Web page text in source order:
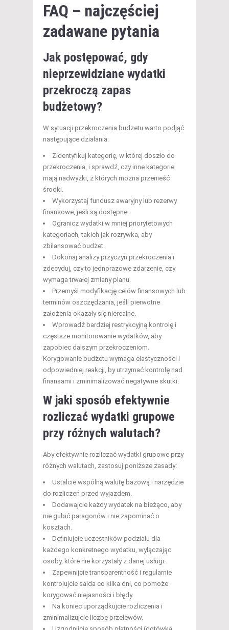
FAQ – najczęściej
zadawane pytania
Jak postępować, gdy
nieprzewidziane wydatki
przekroczą zapas
budżetowy?
W sytuacji przekroczenia budżetu warto podjąć
następujące działania:
Zidentyfikuj kategorię, w której doszło do
przekroczenia, i sprawdź, czy inne kategorie
mają nadwyżki, z których można przenieść
środki.
Wykorzystaj fundusz awaryjny lub rezerwy
finansowe, jeśli są dostępne.
Ogranicz wydatki w mniej priorytetowych
kategoriach, takich jak rozrywka, aby
zbilansować budżet.
Dokonaj analizy przyczyn przekroczenia i
zdecyduj, czy to jednorazowe zdarzenie, czy
wymaga trwałej zmiany planu.
Przemyśl modyfikację celów finansowych lub
terminów oszczędzania, jeśli pierwotne
założenia okazały się nierealne.
Wprowadź bardziej restrykcyjną kontrolę i
częstsze monitorowanie wydatków, aby
zapobiec dalszym przekroczeniom.
Korygowanie budżetu wymaga elastyczności i
odpowiedniej reakcji, by utrzymać kontrolę nad
finansami i zminimalizować negatywne skutki.
W jaki sposób efektywnie
rozliczać wydatki grupowe
przy różnych walutach?
Aby efektywnie rozliczać wydatki grupowe przy
różnych walutach, zastosuj poniższe zasady:
Ustalcie wspólną walutę bazową i narzędzie
do rozliczeń przed wyjazdem.
Dodawajcie każdy wydatek na bieżąco, aby
nie gubić paragonów i nie zapominać o
kosztach.
Definiujcie uczestników podziału dla
każdego konkretnego wydatku, wyłączając
osoby, które nie korzystały z danej usługi.
Zapewnijcie transparentność i regularnie
kontrolujcie salda co kilka dni, co pomoże
korygować niejasności i błędy.
Na koniec uporządkujcie rozliczenia i
zminimalizujcie liczbę przelewów.